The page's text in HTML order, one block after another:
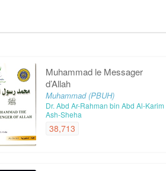
Muhammad le Messager
d’Allah
Muhammad (PBUH)
Dr. Abd Ar-Rahman bin Abd Al-Karim
Ash-Sheha
38,713